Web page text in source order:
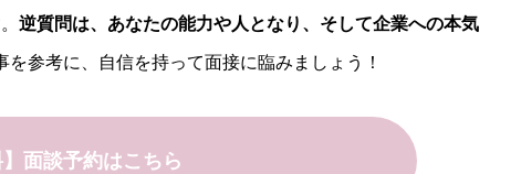
逆質問は、あなたの能力や人となり、そして企業への本気
を参考に、自信を持って面接に臨みましょう！
】面談予約はこちら